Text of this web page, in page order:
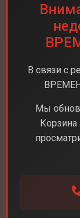
В связи с
Мы